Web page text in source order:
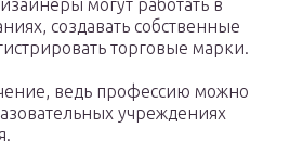
могут работать в
создавать собственные
торговые марки.
ведь профессию можно
учреждениях